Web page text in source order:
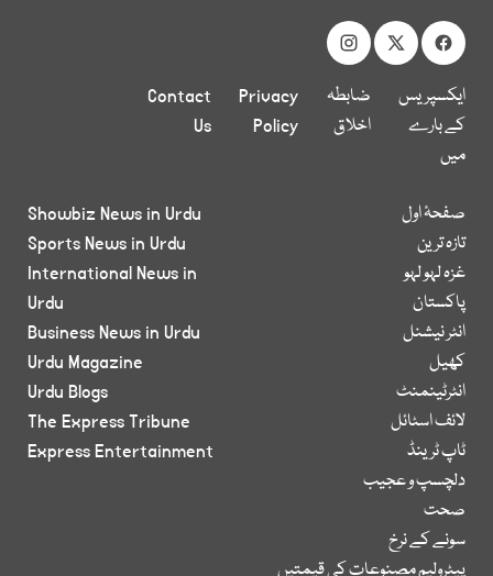
ایکسپریس
کے بارے
میں
ضابطہ
اخلاق
Privacy
Policy
Contact
Us
صفحۂ اول
تازہ ترین
غزہ لہو لہو
پاکستان
انٹر نیشنل
کھیل
انٹرٹینمنٹ
لائف اسٹائل
ٹاپ ٹرینڈ
دلچسپ و عجیب
صحت
سونے کے نرخ
پیٹرولیم مصنوعات کی قیمتیں
Showbiz News in Urdu
Sports News in Urdu
International News in
Urdu
Business News in Urdu
Urdu Magazine
Urdu Blogs
The Express Tribune
Express Entertainment